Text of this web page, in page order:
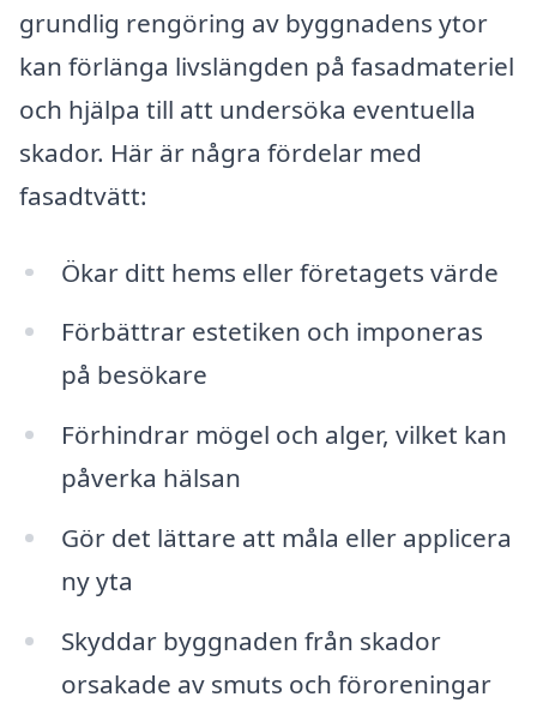
grundlig rengöring av byggnadens ytor
kan förlänga livslängden på fasadmateriel
och hjälpa till att undersöka eventuella
skador. Här är några fördelar med
fasadtvätt:
Ökar ditt hems eller företagets värde
Förbättrar estetiken och imponeras
på besökare
Förhindrar mögel och alger, vilket kan
påverka hälsan
Gör det lättare att måla eller applicera
ny yta
Skyddar byggnaden från skador
orsakade av smuts och föroreningar